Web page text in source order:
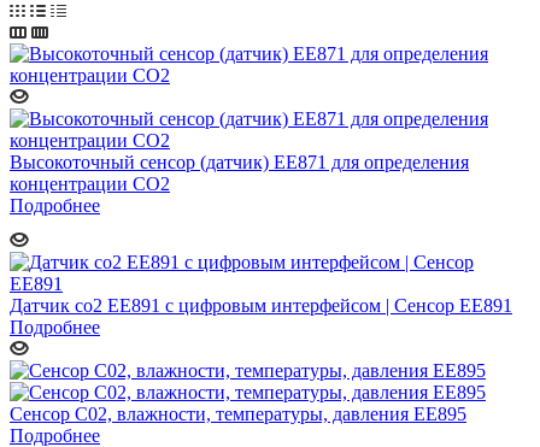
Высокоточный сенсор (датчик) EE871 для определения
концентрации СО2
Подробнее
Датчик co2 EE891 с цифровым интерфейсом | Сенсор EE891
Подробнее
Сенсор C02, влажности, температуры, давления EE895
Подробнее